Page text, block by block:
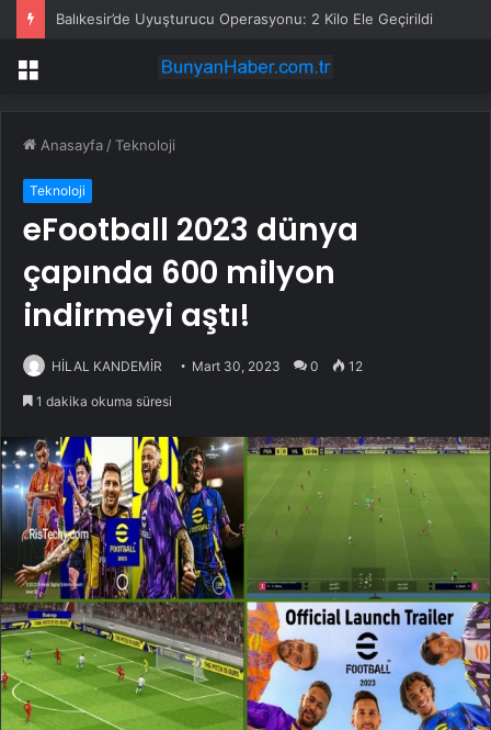
Balıkesir’de Uyuşturucu Operasyonu: 2 Kilo Ele Geçirildi
Menü
Anasayfa /Teknoloji
Teknoloji
eFootball 2023 dünya
çapında 600 milyon
indirmeyi aştı!
HİLAL KANDEMİR Mart 30, 2023 0 12
1 dakika okuma süresi